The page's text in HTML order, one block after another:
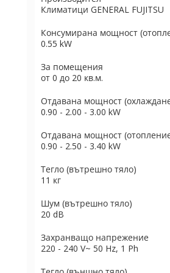
Климатици GENERAL FUJITSU
Консумирана мощност
0.55 kW
За помещения
от 0 до 20 кв.м.
Отдавана мощност
0.90 - 2.00 - 3.00 kW
Отдавана мощност
0.90 - 2.50 - 3.40 kW
Тегло (вътрешно тяло)
11 кг
Шум (вътрешно тяло)
20 dB
Захранващо напрежение
220 - 240 V~ 50 Hz, 1 Ph